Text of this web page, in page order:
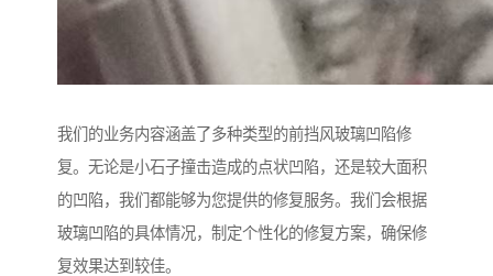
我们的业务内容涵盖了多种类型的前挡风玻璃凹陷修
复。无论是小石子撞击造成的点状凹陷，还是较大面积
的凹陷，我们都能够为您提供的修复服务。我们会根据
玻璃凹陷的具体情况，制定个性化的修复方案，确保修
复效果达到较佳。